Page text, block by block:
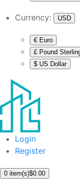
Currency: USD
€ Euro
£ Pound
$ US Dollar
Login
Register
0 item(s)$0.00